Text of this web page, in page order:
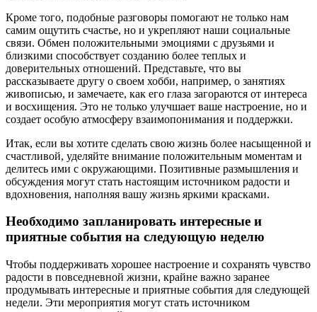
Кроме того, подобные разговоры помогают не только нам
самим ощутить счастье, но и укрепляют наши социальные
связи. Обмен положительными эмоциями с друзьями и
близкими способствует созданию более теплых и
доверительных отношений. Представьте, что вы
рассказываете другу о своем хобби, например, о занятиях
живописью, и замечаете, как его глаза загораются от интереса
и восхищения. Это не только улучшает ваше настроение, но и
создает особую атмосферу взаимопонимания и поддержки.
Итак, если вы хотите сделать свою жизнь более насыщенной и
счастливой, уделяйте внимание положительным моментам и
делитесь ими с окружающими. Позитивные размышления и
обсуждения могут стать настоящим источником радости и
вдохновения, наполняя вашу жизнь яркими красками.
Необходимо запланировать интересные и
приятные события на следующую неделю
Чтобы поддерживать хорошее настроение и сохранять чувство
радости в повседневной жизни, крайне важно заранее
продумывать интересные и приятные события для следующей
недели. Эти мероприятия могут стать источником